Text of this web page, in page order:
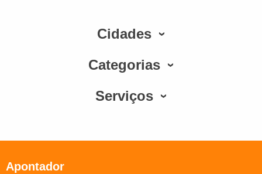
Cidades
Categorias
Serviços
Apontador